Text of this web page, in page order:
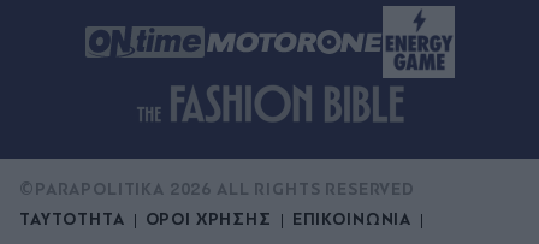
ΤΑΥΤΟΤΗΤΑ ΟΡΟΙ ΧΡΗΣΗΣ
ΕΠΙΚΟΙΝΩΝΙΑ
©PARAPOLITIKA 2026 ALL RIGHTS RESERVED